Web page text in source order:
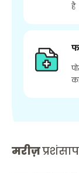
है
मरीज़